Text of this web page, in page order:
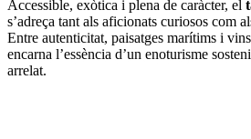
Accessible, exòtica i plena de caràcter, el
s’adreça tant als aficionats curiosos com
Entre autenticitat, paisatges marítims i
encarna l’essència d’un enoturisme
arrelat.